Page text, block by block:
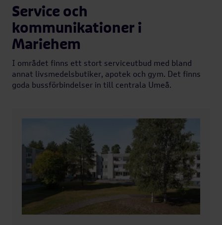
Service och
kommunikationer i
Mariehem
I området finns ett stort serviceutbud med bland
annat livsmedelsbutiker, apotek och gym. Det finns
goda bussförbindelser in till centrala Umeå.